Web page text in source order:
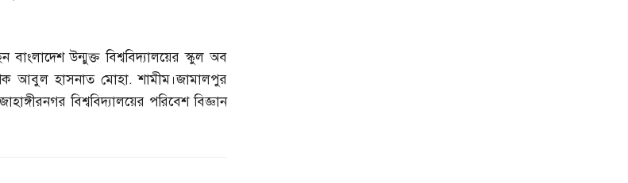
বাংলাদেশ উন্মুক্ত বিশ্ববিদ্যালয়ের স্কুল অব
আবুল হাসনাত মোহা.শামীম।জামালপুর
বিশ্ববিদ্যালয়ের পরিবেশ বিজ্ঞান